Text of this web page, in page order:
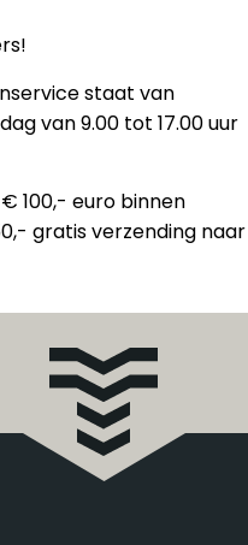
staat van
van 9.00 tot 17.00 uur
100,- euro binnen
gratis verzending naar